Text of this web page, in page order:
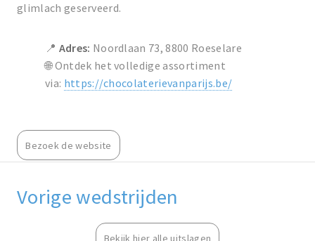
glimlach geserveerd.
📍 Adres: Noordlaan 73, 8800 Roeselare
🌐 Ontdek het volledige assortiment
via: https://chocolaterievanparijs.be/
Bezoek de website
Vorige wedstrijden
Bekijk hier alle uitslagen